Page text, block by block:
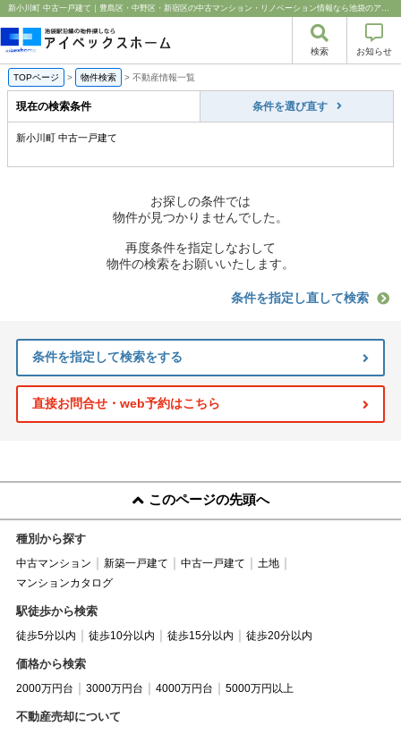
新小川町 中古一戸建て｜豊島区・中野区・新宿区の中古マンション・リノベーション情報なら池袋のアイベックスホーム！
検索 お知らせ
TOPページ > 物件検索 > 不動産情報一覧
現在の検索条件 条件を選び直す
新小川町 中古一戸建て
お探しの条件では
物件が見つかりませんでした。
再度条件を指定しなおして
物件の検索をお願いいたします。
条件を指定し直して検索
条件を指定して検索をする
直接お問合せ・web予約はこちら
このページの先頭へ
種別から探す
中古マンション 新築一戸建て 中古一戸建て
土地
マンションカタログ
駅徒歩から検索
徒歩5分以内 徒歩10分以内 徒歩15分以内 徒歩20分以内
価格から検索
2000万円台 3000万円台 4000万円台 5000万円以上
不動産売却について